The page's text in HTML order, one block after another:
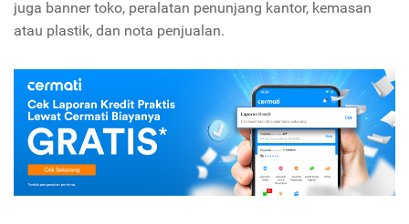
juga banner toko, peralatan penunjang kantor, kemasan
atau plastik, dan nota penjualan.